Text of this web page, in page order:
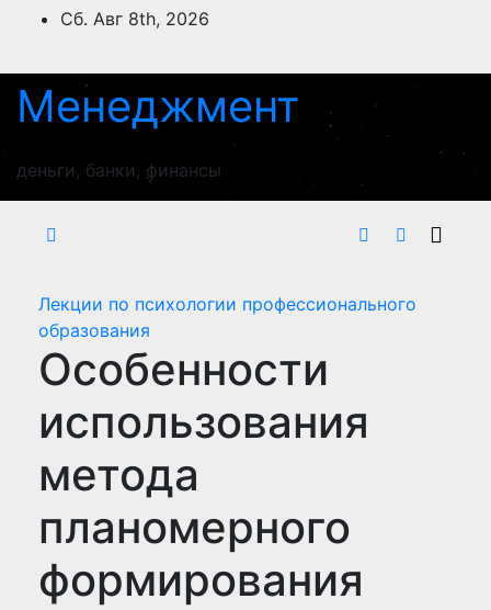
ПерейтиСб. Авг 8th, 2026
Менеджмент
деньги, банки, финансы
Лекции по психологии профессионального
образования
Особенности
использования
метода
планомерного
формирования